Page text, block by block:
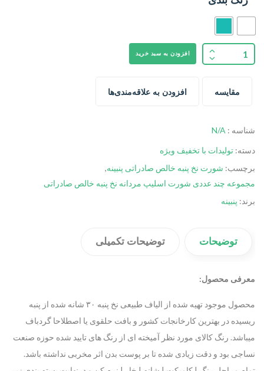
افزودن به سبد خرید
مقایسه افزودن به علاقه‌مندی‌ها
شناسه : N/A
دسته: تولیدات با تخفیف ویژه
برچسب: شورت نخ پنبه خالص صادراتی پنبینه,
مجموعه چند عددی شورت اسلیپ مردانه نخ پنبه خالص صادراتی
برند: پنبینه
توضیحات توضیحات تکمیلی
معرفی محصول:
محصول موجود تهیه شده از الیاف طبیعی نخ پنبه ۳۰ شانه شده از پنبه
ریسیده در بهترین کارخانجات کشور و بافت حلقوی یا اصطلاحا گردباف
میباشد. رنگ کالای مورد نظر آمیخته ای از رنگ های تایید شده حوزه صنعت
نساجی بود و دقت زیادی شده تا بر پوست بدن اثر مخربی نداشته باشد.